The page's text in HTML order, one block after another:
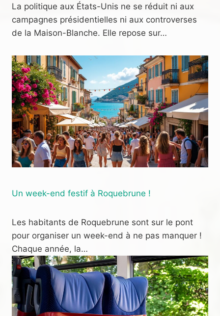
La politique aux États-Unis ne se réduit ni aux
campagnes présidentielles ni aux controverses
de la Maison-Blanche. Elle repose sur…
Un week-end festif à Roquebrune !
Les habitants de Roquebrune sont sur le pont
pour organiser un week-end à ne pas manquer !
Chaque année, la…